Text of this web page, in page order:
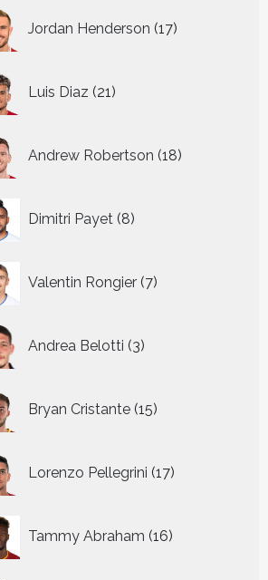
Jordan Henderson 17
producten
Luis Diaz 21
producten
Andrew Robertson 18
producten
Dimitri Payet 8
producten
Valentin Rongier 7
producten
Andrea Belotti 3
producten
Bryan Cristante 15
producten
Lorenzo Pellegrini 17
producten
Tammy Abraham 16
producten